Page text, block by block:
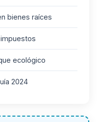
bienes raíces
ecológico
2024